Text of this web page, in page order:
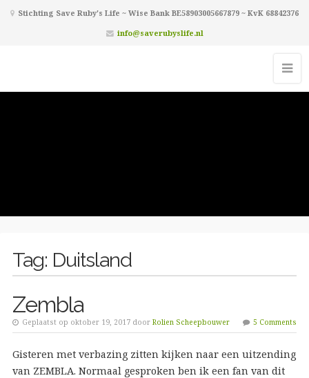
Stichting Save Ruby's Life ~ Wise Bank BE58903005667879 ~ KvK 68842376
info@saverubyslife.nl
Tag: Duitsland
Zembla
Geplaatst op oktober 19, 2017 door Rolien Scheepbouwer 5 Comments
Gisteren met verbazing zitten kijken naar een uitzending
van ZEMBLA. Normaal gesproken ben ik een fan van dit